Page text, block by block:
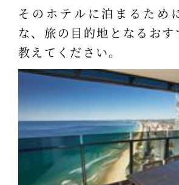
そのホテルに泊まるため
な、旅の目的地となるおす
教えてください。